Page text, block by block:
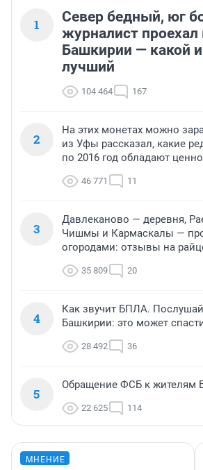
1
Север бедный, юг
журналист проехал
Башкирии — какой
лучший
104 464 167
2
На этих монетах можно
из Уфы рассказал, какие
по 2016 год обладают
46 771 11
3
Давлеканово — деревня,
Чишмы и Кармаскалы —
огородами: отзывы на
35 809 20
4
Как звучит БПЛА.
Башкирии: это может
28 492 36
5
Обращение ФСБ к жителям
22 625 114
МНЕНИЕ